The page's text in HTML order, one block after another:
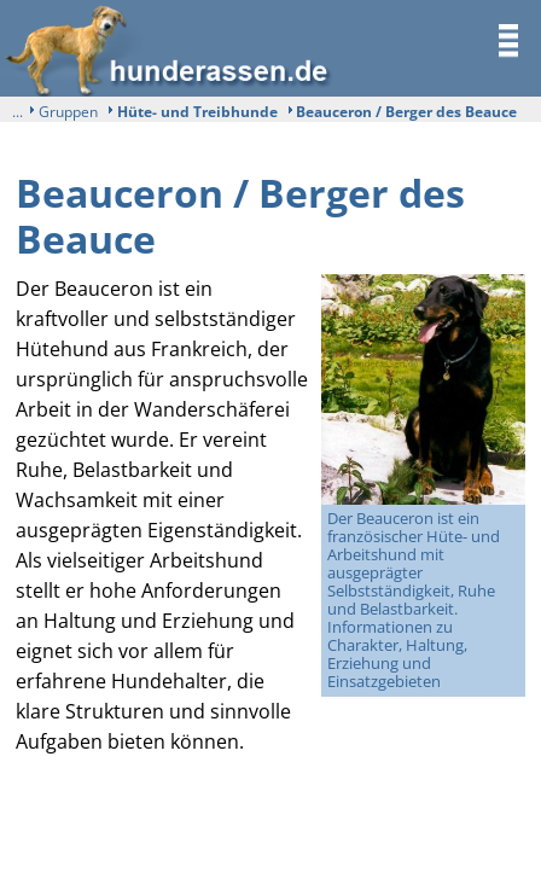
... Gruppen Hüte- und Treibhunde Beauceron / Berger des Beauce
Beauceron / Berger des
Beauce
Der Beauceron ist ein
französischer Hüte- und
Arbeitshund mit
ausgeprägter
Selbstständigkeit, Ruhe
und Belastbarkeit.
Informationen zu
Charakter, Haltung,
Erziehung und
Einsatzgebieten
Der Beauceron ist ein
kraftvoller und selbstständiger
Hütehund aus Frankreich, der
ursprünglich für anspruchsvolle
Arbeit in der Wanderschäferei
gezüchtet wurde. Er vereint
Ruhe, Belastbarkeit und
Wachsamkeit mit einer
ausgeprägten Eigenständigkeit.
Als vielseitiger Arbeitshund
stellt er hohe Anforderungen
an Haltung und Erziehung und
eignet sich vor allem für
erfahrene Hundehalter, die
klare Strukturen und sinnvolle
Aufgaben bieten können.